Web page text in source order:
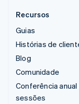
Recursos
Guias
Histórias de
Blog
Comunidade
Conferência anual
sessões